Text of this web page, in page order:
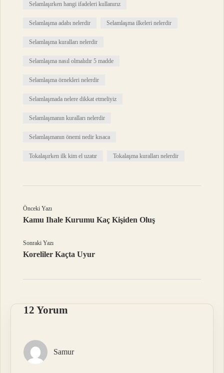
Selamlaşırken hangi ifadeleri kullanırız
Selamlaşma adabı nelerdir Selamlaşma ilkeleri nelerdir
Selamlaşma kuralları nelerdir
Selamlaşma nasıl olmalıdır 5 madde
Selamlaşma örnekleri nelerdir
Selamlaşmada nelere dikkat etmeliyiz
Selamlaşmanın kuralları nelerdir
Selamlaşmanın önemi nedir kısaca
Tokalaşırken ilk kim el uzatır Tokalaşma kuralları nelerdir
Önceki Yazı
Kamu Ihale Kurumu Kaç Kişiden Oluş
Sonraki Yazı
Koreliler Kaçta Uyur
12 Yorum
Samur